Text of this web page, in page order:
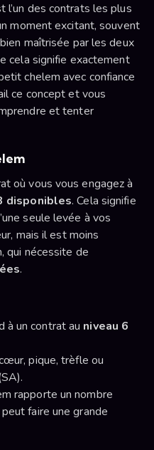
l’un des contrats les plus
moment excitant, souvent
maîtrisée par les deux
cela signifie exactement
chelem avec confiance
ce concept et vous
et tenter
où vous vous engagez à
disponibles. Cela signifie
seule levée à vos
mais il est moins
qui nécessite de
.
à un contrat au niveau 6
pique, trèfle ou
rapporte un nombre
faire une grande